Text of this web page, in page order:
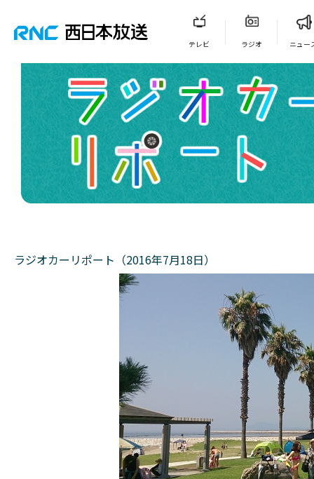
テレビ ラジオ ニュー
ラジオカーリポート（2016年7月18日）